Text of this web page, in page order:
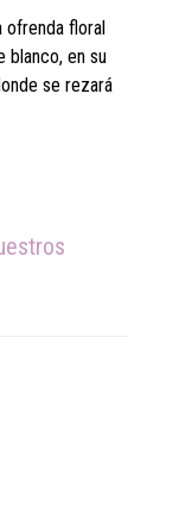
ofrenda floral
blanco, en su
se rezará